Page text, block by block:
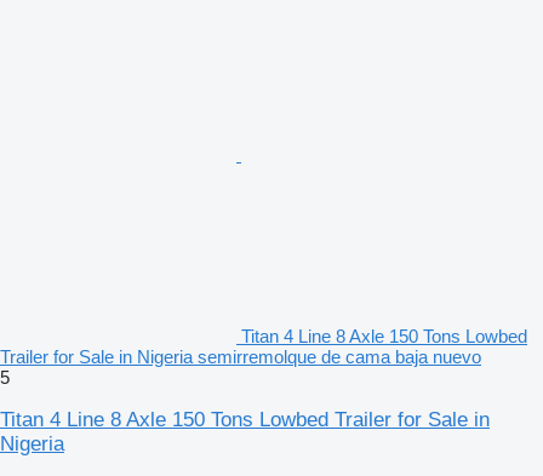
Titan 4 Line 8 Axle 150 Tons Lowbed
Trailer for Sale in Nigeria semirremolque de cama baja nuevo
5
Titan 4 Line 8 Axle 150 Tons Lowbed Trailer for Sale in
Nigeria